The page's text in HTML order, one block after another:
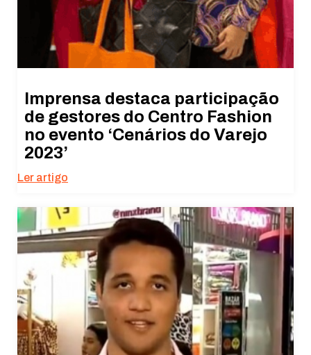
Imprensa destaca participação
de gestores do Centro Fashion
no evento ‘Cenários do Varejo
2023’
Ler artigo
Necessário
Esses cookies
não são
opcionais. São
necessários
para o
funcionamento
do site.